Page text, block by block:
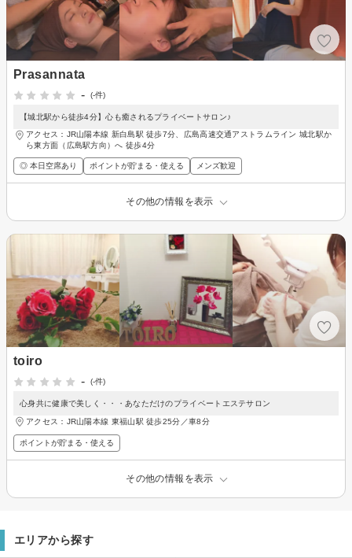
Prasannata
-
(-件)
【城北駅から徒歩4分】心も癒されるプライベートサロン♪
アクセス：JR山陽本線 新白島駅 徒歩7分、広島高速交通アストラムライン 城北駅か
ら東方面（広島駅方向）へ 徒歩4分
◎ 本日空席あり ポイントが貯まる・使える メンズ歓迎
その他の情報を表示
toiro
-
(-件)
心身共に健康で美しく・・・あなただけのプライベートエステサロン
アクセス：JR山陽本線 東福山駅 徒歩25分／車8分
ポイントが貯まる・使える
その他の情報を表示
エリアから探す